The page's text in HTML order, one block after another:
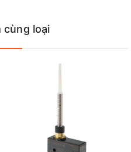
cùng loại